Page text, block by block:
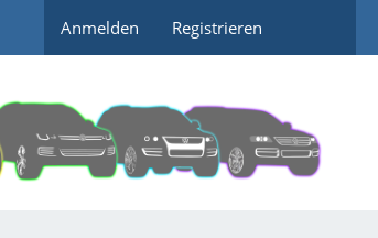
Anmelden Registrieren